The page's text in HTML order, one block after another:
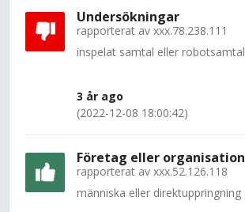
Undersökningar
rapporterat av xxx.78.238.111
inspelat samtal eller robotsamtal
3 år ago
(2022-12-08 18:00:42)
Företag eller organisation
rapporterat av xxx.52.126.118
människa eller direktuppringning